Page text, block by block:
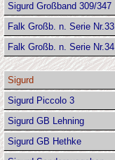
Sigurd Großband 309/347
Falk Großb. n. Serie Nr.33
Falk Großb. n. Serie Nr.34
Sigurd
Sigurd Piccolo 3
Sigurd GB Lehning
Sigurd GB Hethke